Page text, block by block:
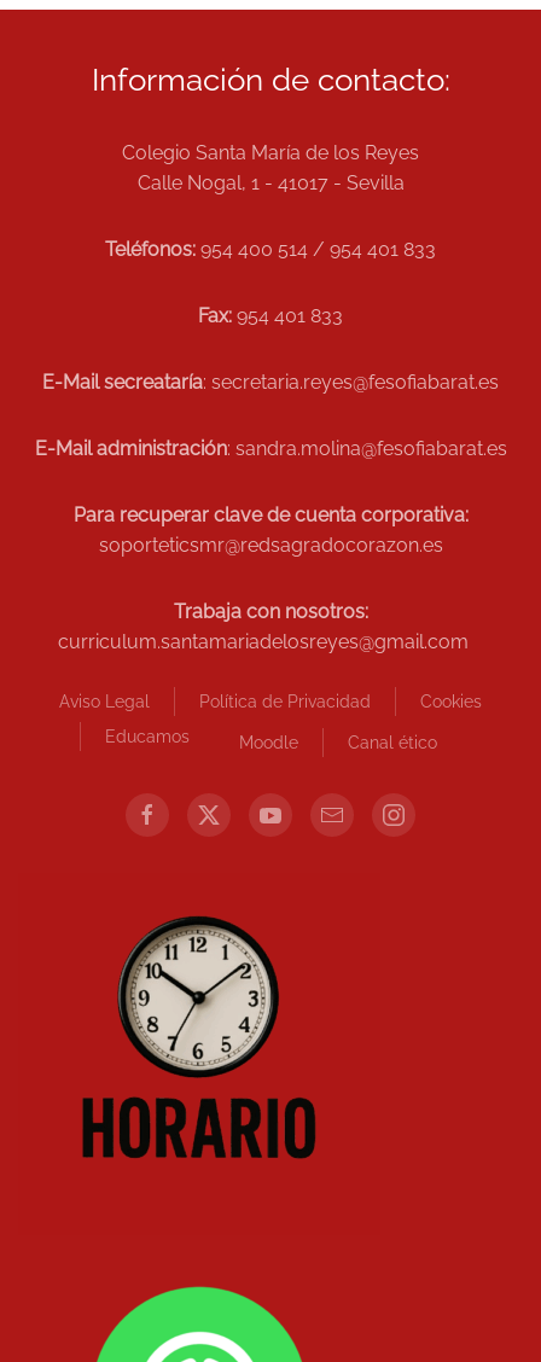
Información de contacto:
Colegio Santa María de los Reyes
Calle Nogal, 1 - 41017 - Sevilla
Teléfonos: 954 400 514 / 954 401 833
Fax: 954 401 833
E-Mail secreataría: secretaria.reyes@fesofiabarat.es
E-Mail administración: sandra.molina@fesofiabarat.es
Para recuperar clave de cuenta corporativa:
soporteticsmr@redsagradocorazon.es
Trabaja con nosotros:
curriculum.santamariadelosreyes@gmail.com
Aviso Legal Política de Privacidad
Cookies
Educamos
Moodle Canal ético